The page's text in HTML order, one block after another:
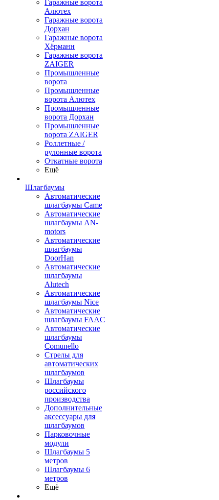
Гаражные ворота
Алютех
Гаражные ворота
Дорхан
Гаражные ворота
Хёрманн
Гаражные ворота
ZAIGER
Промышленные
ворота
Промышленные
ворота Алютех
Промышленные
ворота Дорхан
Промышленные
ворота ZAIGER
Роллетные /
рулонные ворота
Откатные ворота
Ещё
Шлагбаумы
Автоматические
шлагбаумы Came
Автоматические
шлагбаумы AN-
motors
Автоматические
шлагбаумы
DoorHan
Автоматические
шлагбаумы
Alutech
Автоматические
шлагбаумы Nice
Автоматические
шлагбаумы FAAC
Автоматические
шлагбаумы
Comunello
Стрелы для
автоматических
шлагбаумов
Шлагбаумы
российского
производства
Дополнительные
аксессуары для
шлагбаумов
Парковочные
модули
Шлагбаумы 5
метров
Шлагбаумы 6
метров
Ещё